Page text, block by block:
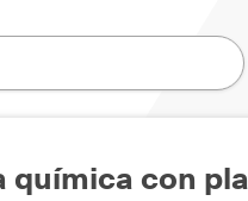
química con